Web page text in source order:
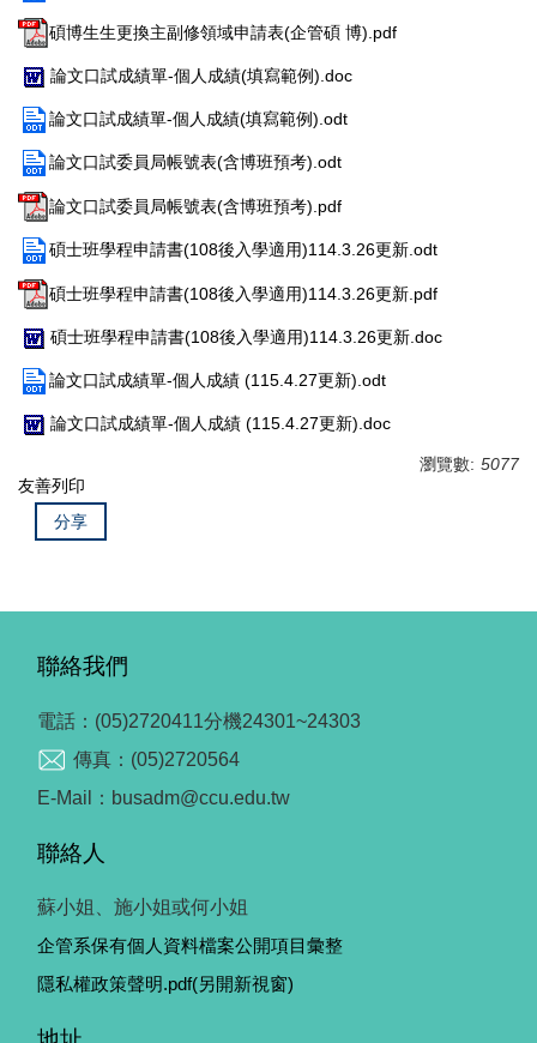
碩博生生更換主副修領域申請表(企管碩 博).pdf
論文口試成績單-個人成績(填寫範例).doc
論文口試成績單-個人成績(填寫範例).odt
論文口試委員局帳號表(含博班預考).odt
論文口試委員局帳號表(含博班預考).pdf
碩士班學程申請書(108後入學適用)114.3.26更新.odt
碩士班學程申請書(108後入學適用)114.3.26更新.pdf
碩士班學程申請書(108後入學適用)114.3.26更新.doc
論文口試成績單-個人成績 (115.4.27更新).odt
論文口試成績單-個人成績 (115.4.27更新).doc
瀏覽數: 5077
友善列印
分享
聯絡我們
電話：(05)2720411分機24301~24303
傳真：(05)2720564
E-Mail：busadm@ccu.edu.tw
聯絡人
蘇小姐、施小姐或何小姐
企管系保有個人資料檔案公開項目彙整
隱私權政策聲明.pdf(另開新視窗)